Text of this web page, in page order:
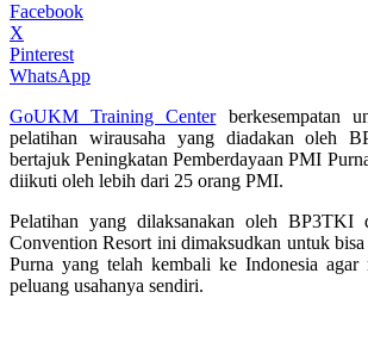
Facebook
X
Pinterest
WhatsApp
GoUKM Training Centerberkesempatan
pelatihan wirausaha yang diadakan oleh
bertajuk Peningkatan Pemberdayaan PMI
diikuti oleh lebih dari 25 orang PMI.
Pelatihan yang dilaksanakan oleh BP3TKI
Convention Resort ini dimaksudkan untuk
Purna yang telah kembali ke Indonesia agar
peluang usahanya sendiri.